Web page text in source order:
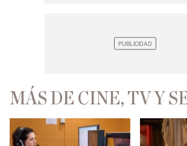
MÁS DE CINE, TV Y